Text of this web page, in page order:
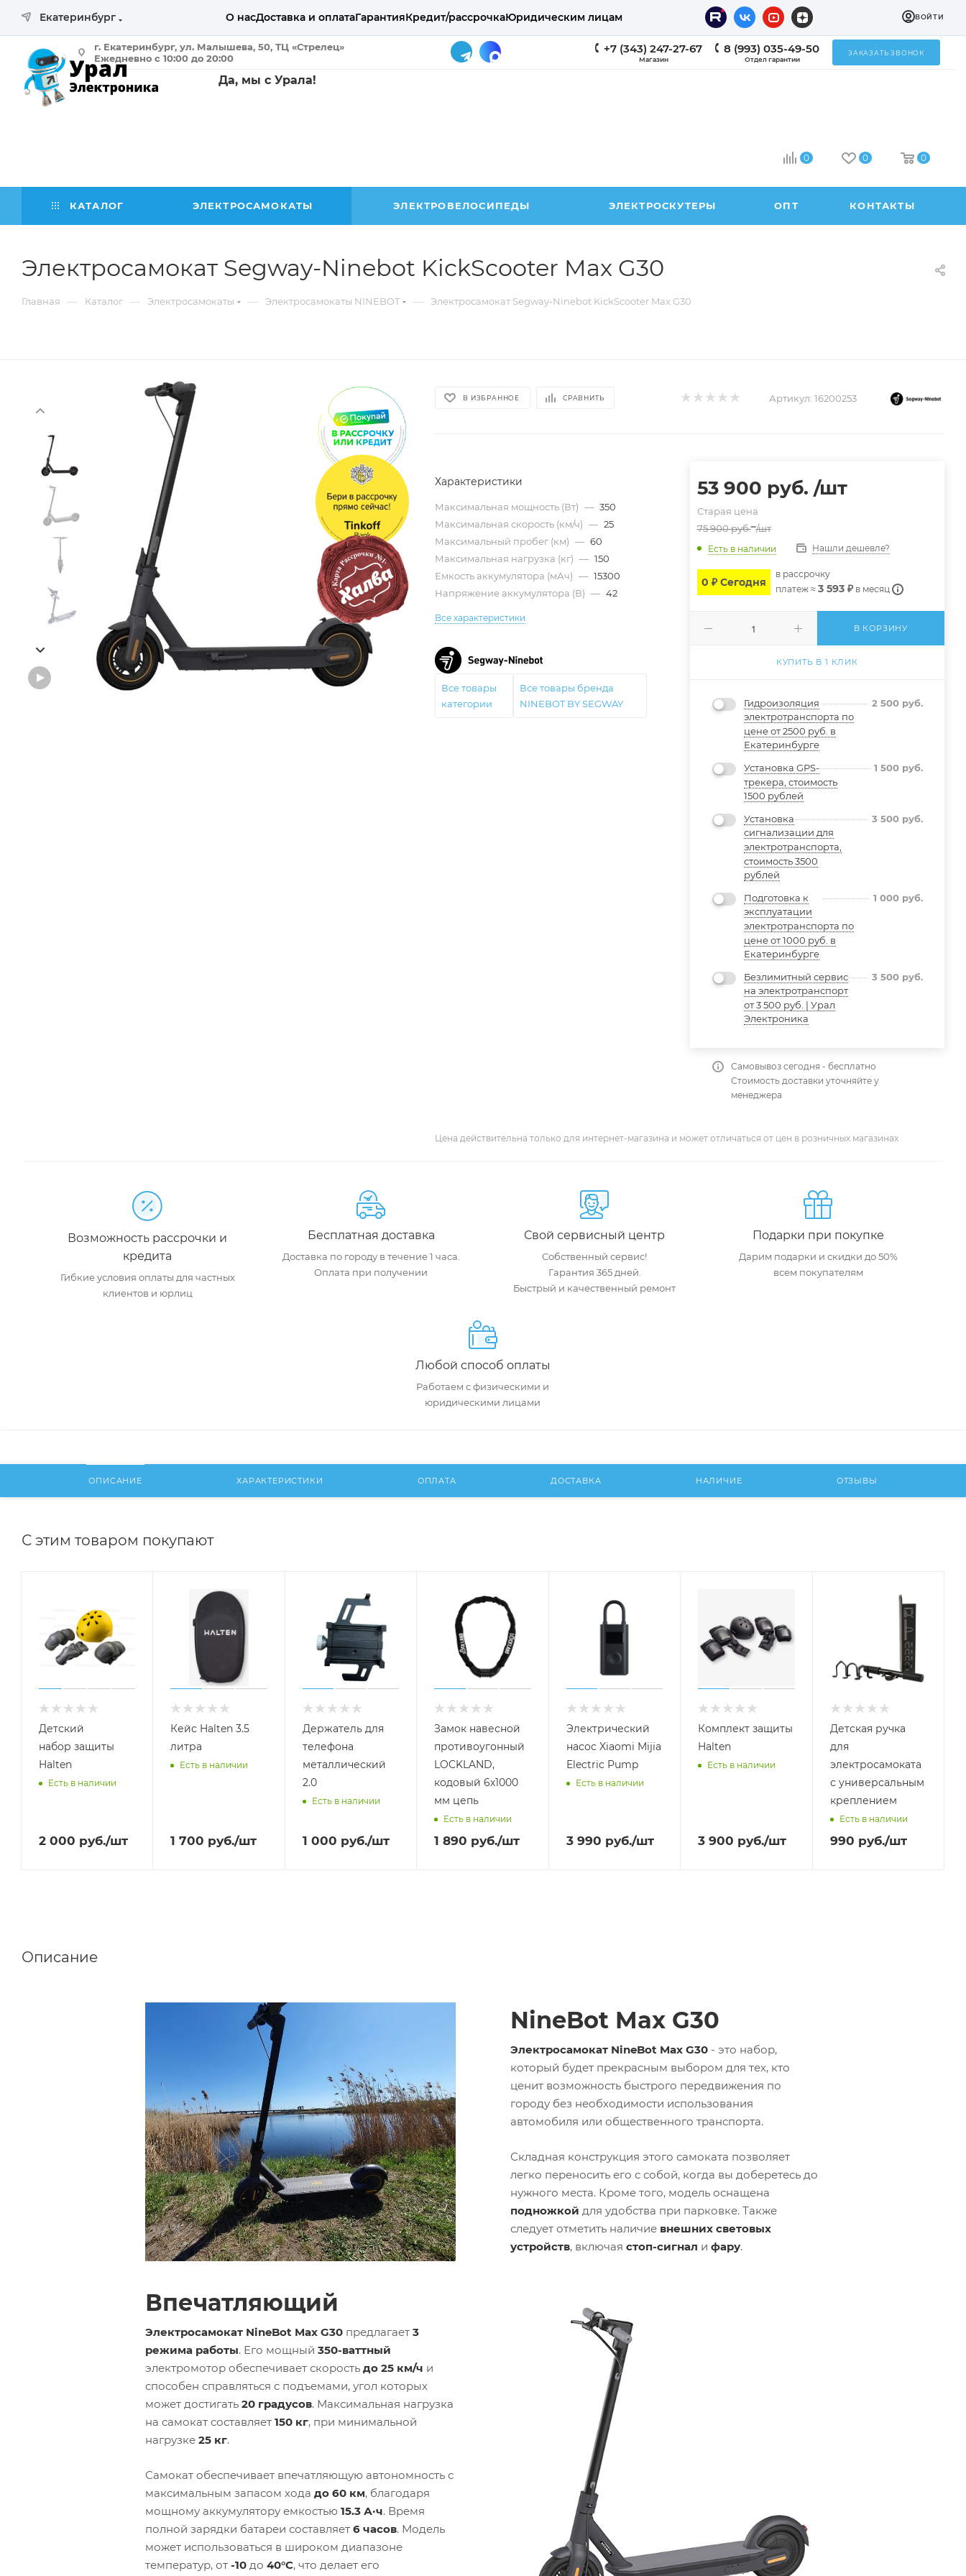
Екатеринбург О насДоставка и оплатаГарантияКредит/рассрочкаЮридическим лицам ВОЙТИ
г. Екатеринбург, ул. Малышева, 50, ТЦ «Стрелец»
Ежедневно с 10:00 до 20:00
+7 (343) 247-27-67
Магазин
8 (993) 035-49-50
Отдел гарантии
ЗАКАЗАТЬ ЗВОНОК
Да, мы с Урала!
0 0 0
КАТАЛОГ ЭЛЕКТРОСАМОКАТЫ ЭЛЕКТРОВЕЛОСИПЕДЫ ЭЛЕКТРОСКУТЕРЫ ОПТ КОНТАКТЫ
Электросамокат Segway-Ninebot KickScooter Max G30
Главная — Каталог — Электросамокаты — Электросамокаты NINEBOT — Электросамокат Segway-Ninebot KickScooter Max G30
В ИЗБРАННОЕ СРАВНИТЬ Артикул: 16200253
Характеристики
Максимальная мощность (Вт) — 350
Максимальная скорость (км/ч) — 25
Максимальный пробег (км) — 60
Максимальная нагрузка (кг) — 150
Емкость аккумулятора (мАч) — 15300
Напряжение аккумулятора (В) — 42
Все характеристики
Все товары
категории
Все товары бренда
NINEBOT BY SEGWAY
53 900 руб. /шт
Старая цена
75 900руб. /шт
Есть в наличии Нашли дешевле?
0 ₽ Сегодня
в расcрочку
платеж ≈ 3 593 ₽в месяц
В КОРЗИНУ
КУПИТЬ В 1 КЛИК
Гидроизоляция
электротранспорта по
цене от 2500 руб. в
Екатеринбурге
2 500руб.
Установка GPS-
трекера, стоимость
1500 рублей
1 500руб.
Установка
сигнализации для
электротранспорта,
стоимость 3500
рублей
3 500руб.
Подготовка к
эксплуатации
электротранспорта по
цене от 1000 руб. в
Екатеринбурге
1 000руб.
Безлимитный сервис
на электротранспорт
от 3 500 руб. | Урал
Электроника
3 500руб.
Самовывоз сегодня - бесплатно
Стоимость доставки уточняйте у
менеджера
Цена действительна только для интернет-магазина и может отличаться от цен в розничных магазинах
Возможность рассрочки и
кредита
Гибкие условия оплаты для частных
клиентов и юрлиц
Бесплатная доставка
Доставка по городу в течение 1 часа.
Оплата при получении
Свой сервисный центр
Собственный сервис!
Гарантия 365 дней.
Быстрый и качественный ремонт
Подарки при покупке
Дарим подарки и скидки до 50%
всем покупателям
Любой способ оплаты
Работаем с физическими и
юридическими лицами
ОПИСАНИЕ ХАРАКТЕРИСТИКИ ОПЛАТА ДОСТАВКА НАЛИЧИЕ ОТЗЫВЫ
С этим товаром покупают
Детский
набор защиты
Halten
Есть в наличии
2 000 руб./шт
Кейс Halten 3.5
литра
Есть в наличии
1 700 руб./шт
Держатель для
телефона
металлический
2.0
Есть в наличии
1 000 руб./шт
Замок навесной
противоугонный
LOCKLAND,
кодовый 6х1000
мм цепь
Есть в наличии
1 890 руб./шт
Электрический
насос Xiaomi Mijia
Electric Pump
Есть в наличии
3 990 руб./шт
Комплект защиты
Halten
Есть в наличии
3 900 руб./шт
Детская ручка
для
электросамоката
с универсальным
креплением
Есть в наличии
990 руб./шт
Описание
NineBot Max G30
Электросамокат NineBot Max G30 - это набор,
который будет прекрасным выбором для тех, кто
ценит возможность быстрого передвижения по
городу без необходимости использования
автомобиля или общественного транспорта.
Складная конструкция этого самоката позволяет
легко переносить его с собой, когда вы доберетесь до
нужного места. Кроме того, модель оснащена
подножкой для удобства при парковке. Также
следует отметить наличие внешних световых
устройств, включая стоп-сигнал и фару.
Впечатляющий
Электросамокат NineBot Max G30 предлагает 3
режима работы. Его мощный 350-ваттный
электромотор обеспечивает скорость до 25 км/ч и
способен справляться с подъемами, угол которых
может достигать 20 градусов. Максимальная нагрузка
на самокат составляет 150 кг, при минимальной
нагрузке 25 кг.
Самокат обеспечивает впечатляющую автономность с
максимальным запасом хода до 60 км, благодаря
мощному аккумулятору емкостью 15.3 А·ч. Время
полной зарядки батареи составляет 6 часов. Модель
может использоваться в широком диапазоне
температур, от -10 до 40°C, что делает его